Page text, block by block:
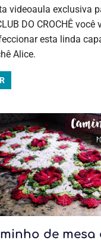
videoaula exclusiva
DO CROCHÊ você
esta linda
Alice.
de mesa